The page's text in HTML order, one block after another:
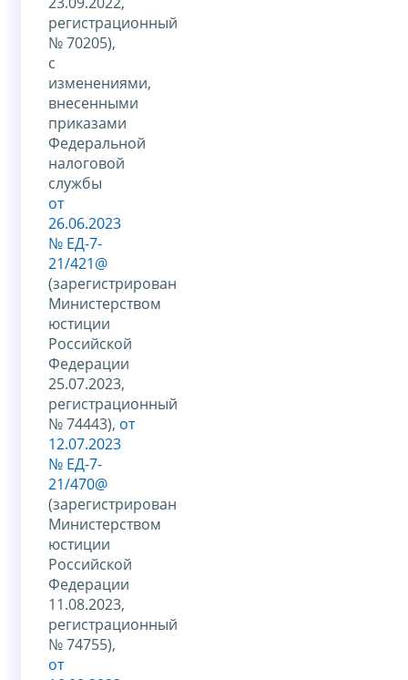
регистрационный
№ 70205),
с
изменениями,
внесенными
приказами
Федеральной
налоговой
службы
от
26.06.2023
№ ЕД-7-
21/421@
(зарегистрирован
Министерством
юстиции
Российской
Федерации
25.07.2023,
регистрационный
№ 74443), от
12.07.2023
№ ЕД-7-
21/470@
(зарегистрирован
Министерством
юстиции
Российской
Федерации
11.08.2023,
регистрационный
№ 74755),
от